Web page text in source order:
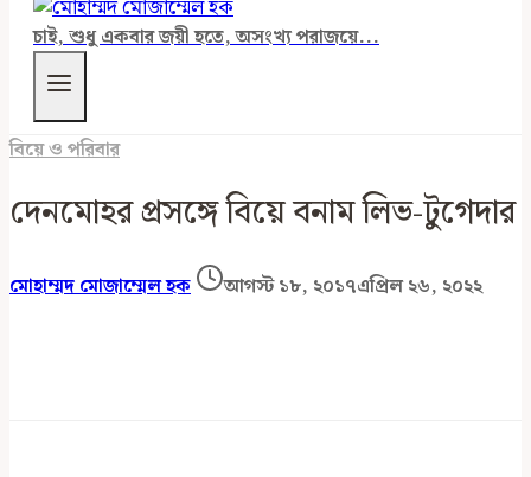
চাই, শুধু একবার জয়ী হতে, অসংখ্য পরাজয়ে...
বিয়ে ও পরিবার
দেনমোহর প্রসঙ্গে বিয়ে বনাম লিভ-টুগেদার
মোহাম্মদ মোজাম্মেল হক আগস্ট ১৮, ২০১৭এপ্রিল ২৬, ২০২২